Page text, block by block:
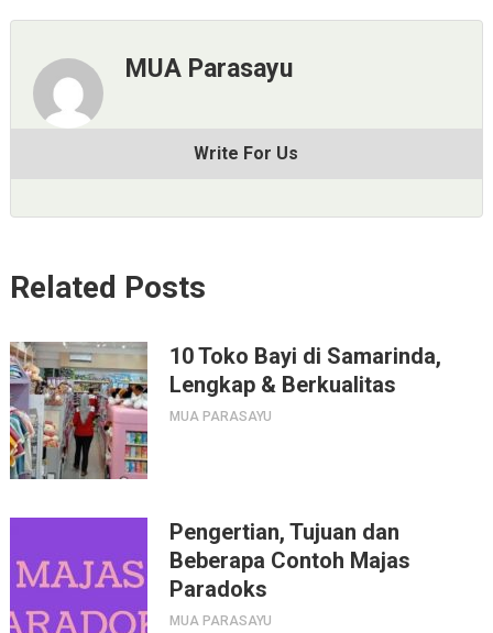
MUA Parasayu
Write For Us
Related Posts
10 Toko Bayi di Samarinda,
Lengkap & Berkualitas
MUA PARASAYU
Pengertian, Tujuan dan
Beberapa Contoh Majas
Paradoks
MUA PARASAYU